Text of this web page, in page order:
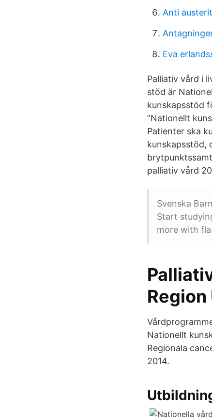
Anti
Eva
Palliativ vård i
stöd är
kunskapsstöd
”Nationellt
Patienter ska
kunskapsstöd,
palliativ vård
Svenska
Start
more with
Region
Nationellt
Regionala
2014.